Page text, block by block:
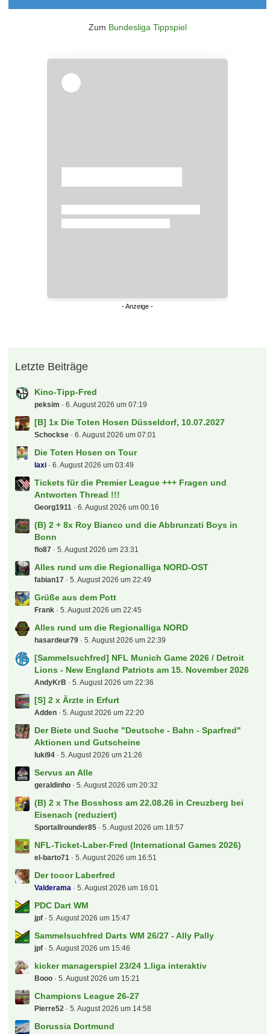
Zum Bundesliga Tippspiel
Letzte Beiträge
Kino-Tipp-Fred
peksim 6. August 2026 um 07:19
[B] 1x Die Toten Hosen Düsseldorf, 10.07.2027
Schockse 6. August 2026 um 07:01
Die Toten Hosen on Tour
laxi 6. August 2026 um 03:49
Tickets für die Premier League +++ Fragen und
Antworten Thread !!!
Georg1911 6. August 2026 um 00:16
(B) 2 + 8x Roy Bianco und die Abbrunzati Boys in
Bonn
flo87 5. August 2026 um 23:31
Alles rund um die Regionalliga NORD-OST
fabian17 5. August 2026 um 22:49
Grüße aus dem Pott
Frank 5. August 2026 um 22:45
Alles rund um die Regionalliga NORD
hasardeur79 5. August 2026 um 22:39
[Sammelsuchfred] NFL Munich Game 2026 / Detroit
Lions - New England Patriots am 15. November 2026
AndyKrB 5. August 2026 um 22:36
[S] 2 x Ärzte in Erfurt
Adden 5. August 2026 um 22:20
Der Biete und Suche "Deutsche - Bahn - Sparfred"
Aktionen und Gutscheine
luki94 5. August 2026 um 21:26
Servus an Alle
geraldinho 5. August 2026 um 20:32
(B) 2 x The Bosshoss am 22.08.26 in Creuzberg bei
Eisenach (reduziert)
Sportallrounder85 5. August 2026 um 18:57
NFL-Ticket-Laber-Fred (International Games 2026)
el-barto71 5. August 2026 um 16:51
Der tooor Laberfred
Valderama 5. August 2026 um 16:01
PDC Dart WM
jpf 5. August 2026 um 15:47
Sammelsuchfred Darts WM 26/27 - Ally Pally
jpf 5. August 2026 um 15:46
kicker managerspiel 23/24 1.liga interaktiv
Booo 5. August 2026 um 15:21
Champions League 26-27
Pierre52 5. August 2026 um 14:58
Borussia Dortmund